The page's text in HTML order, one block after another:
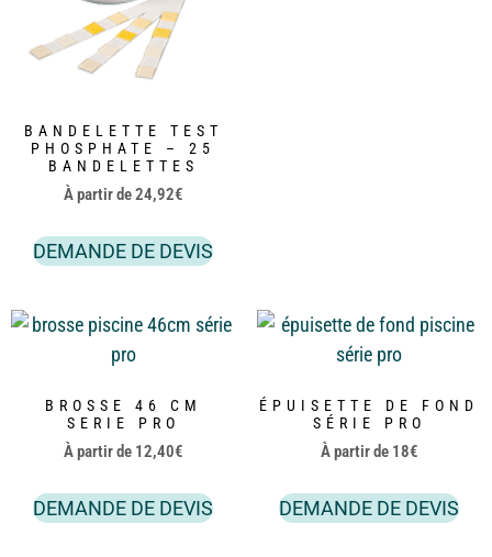
BANDELETTE TEST
PHOSPHATE – 25
BANDELETTES
À partir de24,92€
DEMANDE DE DEVIS
BROSSE 46 CM
SERIE PRO
À partir de 12,40€
DEMANDE DE DEVIS
ÉPUISETTE DE FOND
SÉRIE PRO
À partir de 18€
DEMANDE DE DEVIS